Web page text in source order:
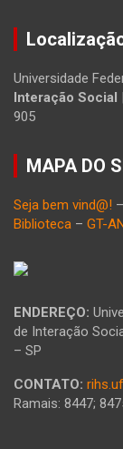
Universidade
Interação Social
905
MAPA DO
Seja bem vind@! –
Biblioteca – GT-
ENDEREÇO:
de Interação
– SP
CONTATO:
Ramais: 8447;